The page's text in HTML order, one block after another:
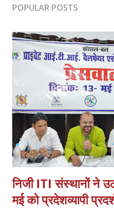
POPULAR POSTS
निजी ITI संस्थानों ने
मई को प्रदेशव्यापी